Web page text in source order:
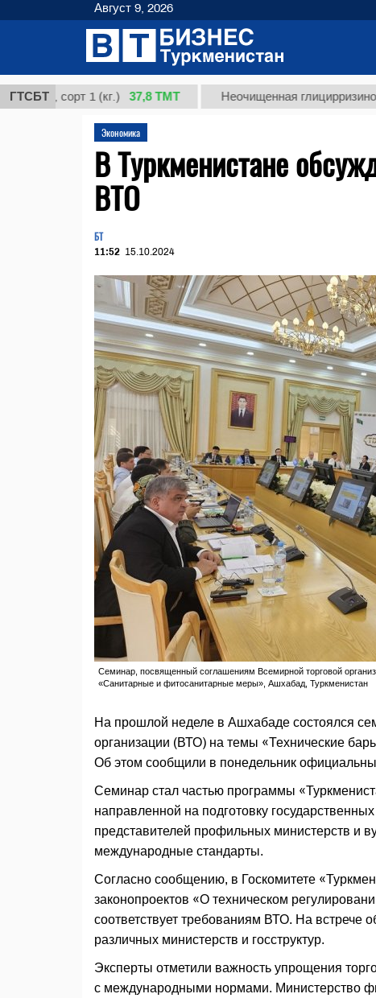
ГТСБТ
сорт 1 (кг.) 37,8 ТМТ Неочищенная глицирризиновая
Экономика
В Туркменистане
ВТО
БТ
11:52 15.10.2024
Семинар, посвященный соглашениям Всемирной торговой
«Санитарные и фитосанитарные меры», Ашхабад, Туркменистан
На прошлой неделе в Ашхабаде состоялся
организации (ВТО) на темы «Технические
Об этом сообщили в понедельник
Семинар стал частью программы
направленной на подготовку
представителей профильных министерств и
международные стандарты.
Согласно сообщению, в Госкомитете
законопроектов «О техническом
соответствует требованиям ВТО. На встрече
различных министерств и госструктур.
Эксперты отметили важность упрощения
с международными нормами. Министерство
Август 9, 2026